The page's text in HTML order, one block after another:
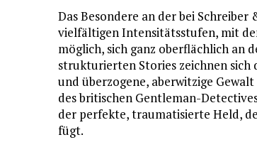
Das Besondere an der bei Schreiber
vielfältigen Intensitätsstufen, mit
möglich, sich ganz oberflächlich an
strukturierten Stories zeichnen sich
und überzogene, aberwitzige
des britischen Gentleman-
der perfekte, traumatisierte Held,
fügt.